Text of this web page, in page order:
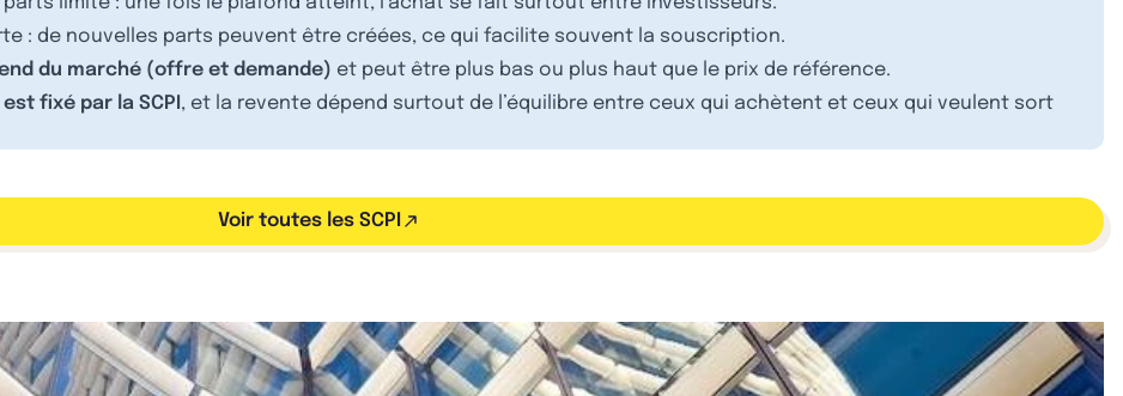
: de nouvelles parts peuvent être créées, ce qui facilite souvent la souscription.
du marché (offre et demande) et peut être plus bas ou plus haut que le prix de référence.
est fixé par la SCPI , et la revente dépend surtout de l’équilibre entre ceux qui achètent et ceux qui veulent sort
Voir toutes les SCPI